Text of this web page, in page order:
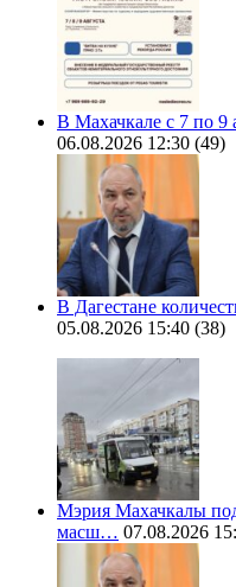
В Махачкале с 7 по 9
06.08.2026 12:30 (49)
В Дагестане
05.08.2026 15:40 (38)
Мэрия Махачкалы
масш… 07.08.2026